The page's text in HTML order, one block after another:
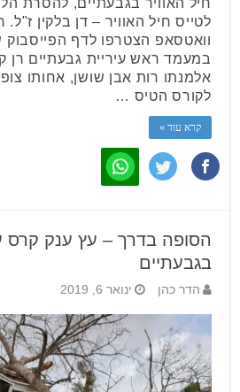
לטייס חיל האוויר – דן בלקין
וואטסאפ הצטרפו לדף
במעמד ראש עיריית גבעתיים רן
אלמנתו רות אבן שושן, אחותו
לקורס הטיס …
קרא עוד »
הסופה בדרך – עץ ענק קרס
בגבעתיים
הדר כהן ינואר 6, 2019